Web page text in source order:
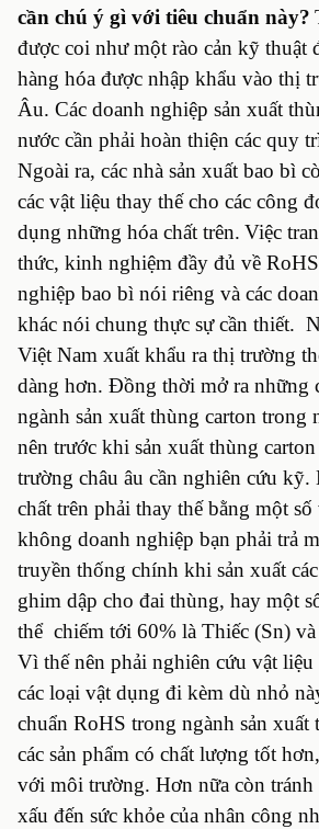
cần chú ý gì với tiêu chuẩn này?
được coi như một rào cản kỹ thuật
hàng hóa được nhập khẩu vào thị
Âu. Các doanh nghiệp sản xuất
nước cần phải hoàn thiện các quy
Ngoài ra, các nhà sản xuất bao bì
các vật liệu thay thế cho các công
dụng những hóa chất trên. Việc
thức, kinh nghiệm đầy đủ về
nghiệp bao bì nói riêng và các
khác nói chung thực sự cần thiết.
Việt Nam xuất khẩu ra thị trường
dàng hơn. Đồng thời mở ra những
ngành sản xuất thùng carton trong
nên trước khi sản xuất thùng
trường châu âu cần nghiên cứu kỹ.
chất trên phải thay thế bằng một
không doanh nghiệp bạn phải trả
truyền thống chính khi sản xuất
ghim dập cho đai thùng, hay một
thể chiếm tới 60% là Thiếc (Sn)
Vì thế nên phải nghiên cứu vật liệu
các loại vật dụng đi kèm dù nhỏ
chuẩn RoHS trong ngành sản xuất
các sản phẩm có chất lượng tốt
với môi trường. Hơn nữa còn
xấu đến sức khỏe của nhân công